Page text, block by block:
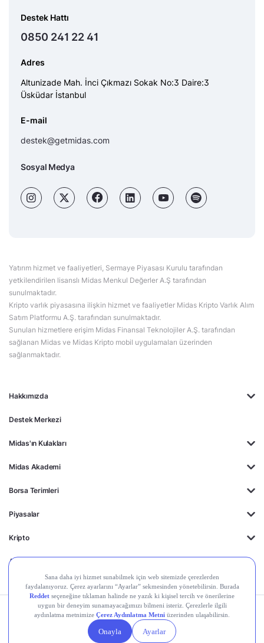
Hakkımızda
Destek Merkezi
Midas'ın Kulakları
Midas Akademi
Borsa Terimleri
Piyasalar
Kripto
Ayrıcalıklar
Destek Hattı
0850 241 22 41
Adres
Altunizade Mah. İnci Çıkmazı Sokak No:3 Daire:3
Üsküdar İstanbul
E-mail
destek@getmidas.com
Sosyal Medya
Yatırım hizmet ve faaliyetleri, Sermaye Piyasası Kurulu tarafından
yetkilendirilen lisanslı Midas Menkul Değerler A.Ş tarafından
sunulmaktadır.
Kripto varlık piyasasına ilişkin hizmet ve faaliyetler Midas Kripto Varlık Alım
Satım Platformu A.Ş. tarafından sunulmaktadır.
Sunulan hizmetlere erişim Midas Finansal Teknolojiler A.Ş. tarafından
sağlanan Midas ve Midas Kripto mobil uygulamaları üzerinden
sağlanmaktadır.
Kişisel Verilerin
Gizlilik
Yasal
Duyurular
Çerez